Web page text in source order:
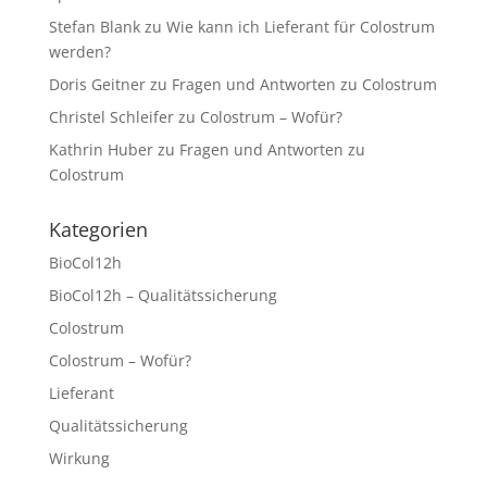
Stefan Blankzu Wie kann ich Lieferant für Colostrum
werden?
Doris Geitnerzu Fragen und Antworten zu Colostrum
Christel Schleiferzu Colostrum – Wofür?
Kathrin Huberzu Fragen und Antworten zu
Colostrum
Kategorien
BioCol12h
BioCol12h – Qualitätssicherung
Colostrum
Colostrum – Wofür?
Lieferant
Qualitätssicherung
Wirkung